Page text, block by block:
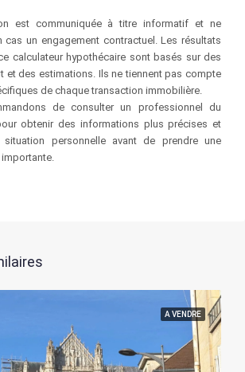
est communiquée à titre informatif et ne
cas un engagement contractuel. Les résultats
calculateur hypothécaire sont basés sur des
et des estimations. Ils ne tiennent pas compte
de chaque transaction immobilière.
de consulter un professionnel du
obtenir des informations plus précises et
personnelle avant de prendre une
A VENDRE